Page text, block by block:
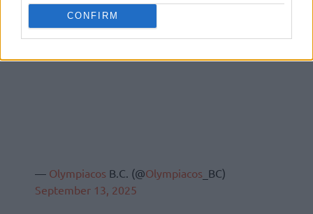
CONFIRM
— Olympiacos B.C. (@Olympiacos _BC)
September 13, 2025